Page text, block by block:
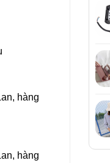
hàng
hàng